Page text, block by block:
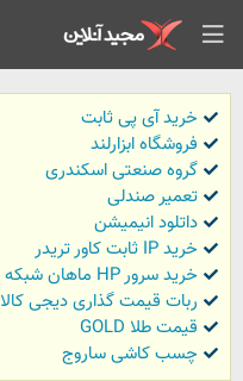
خرید آی پی ثابت
فروشگاه ابزارلند
گروه صنعتی اسکندری
تعمیر صندلی
داتلود انیمیشن
خرید IP ثابت کاور تریدر
خرید سرور HP ماهان شبکه
ربات قیمت گذاری دیجی کالا
قیمت طلا GOLD
چسب کاشی ساروج